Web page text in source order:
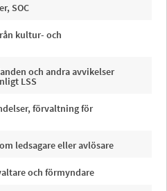
SOC
kultur- och
och andra avvikelser
LSS
förvaltning för
ledsagare eller avlösare
och förmyndare